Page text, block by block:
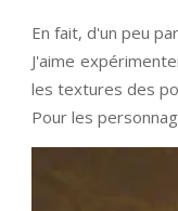
En fait, d'un peu
J'aime
les textures des
Pour les